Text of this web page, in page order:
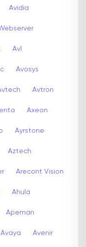
Avidia
Avl
Avosys
Avtron
Axeon
Ayrstone
Aztech
Arecont Vision
Ahula
Apeman
Avaya Avenir